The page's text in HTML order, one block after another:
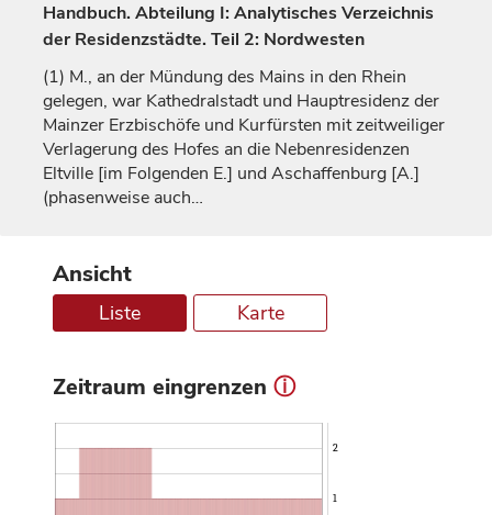
Handbuch. Abteilung I: Analytisches Verzeichnis
der Residenzstädte. Teil 2: Nordwesten
(1) M., an der Mündung des Mains in den Rhein
gelegen, war Kathedralstadt und Hauptresidenz der
Mainzer Erzbischöfe und Kurfürsten mit zeitweiliger
Verlagerung des Hofes an die Nebenresidenzen
Eltville [im Folgenden E.] und Aschaffenburg [A.]
(phasenweise auch…
Ansicht
Liste Karte
Zeitraum eingrenzen ⓘ
1
2